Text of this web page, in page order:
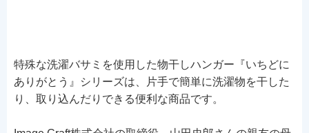
特殊な洗濯バサミを使用した物干しハンガー『いちどに
ありがとう』シリーズは、片手で簡単に洗濯物を干した
り、取り込んだりできる便利な商品です。